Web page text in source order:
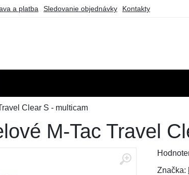
a platba Sledovanie objednávky Kontakty
Clear S - multicam
M-Tac Travel
Značka: